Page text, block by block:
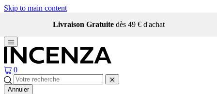
Skip to main content
Livraison Gratuite dès 49 € d'achat
0
Annuler